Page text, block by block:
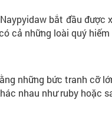
bắt đầu
cả những loài quý
những bức tranh cỡ
nhau như ruby hoặc